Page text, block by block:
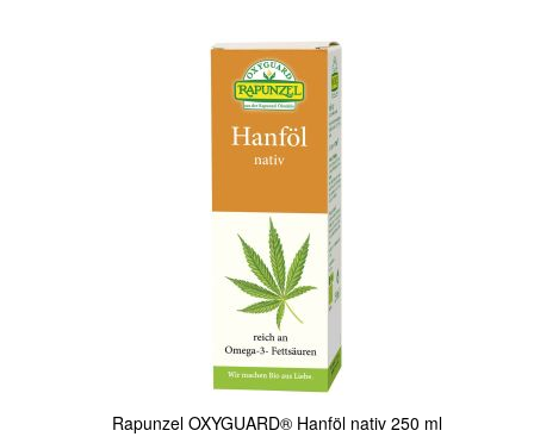
Rapunzel OXYGUARD® Hanföl nativ 250 ml